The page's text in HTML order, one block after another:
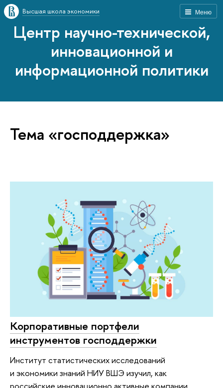
Меню
Высшая школа экономики
Центр научно-технической,
инновационной и
информационной политики
Тема «господдержка»
Корпоративные портфели
инструментов господдержки
Институт статистических исследований
и экономики знаний НИУ ВШЭ изучил, как
российские инновационно активные компании